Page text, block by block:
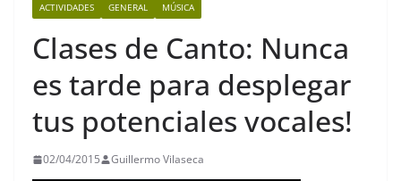
ACTIVIDADES GENERAL MÚSICA
Clases de Canto: Nunca
es tarde para desplegar
tus potenciales vocales!
02/04/2015 Guillermo Vilaseca